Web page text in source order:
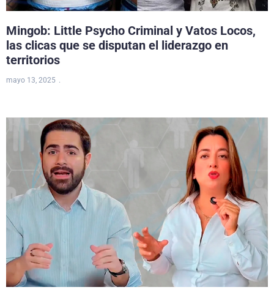
Mingob: Little Psycho Criminal y Vatos Locos,
las clicas que se disputan el liderazgo en
territorios
mayo 13, 2025